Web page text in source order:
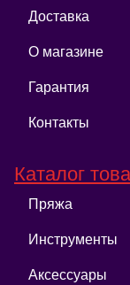
Доставка
О магазине
Гарантия
Контакты
Каталог
Пряжа
Инструменты
Аксессуары